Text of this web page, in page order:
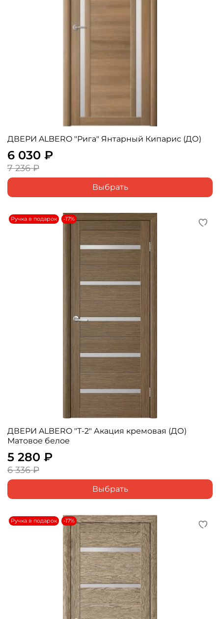
ДВЕРИ ALBERO "Рига" Янтарный Кипарис (ДО)
6 030 ₽
7 236 ₽
Выбрать
Ручка в подарок -17%
ДВЕРИ ALBERO "Т-2" Акация кремовая (ДО)
Матовое белое
5 280 ₽
6 336 ₽
Выбрать
Ручка в подарок -17%